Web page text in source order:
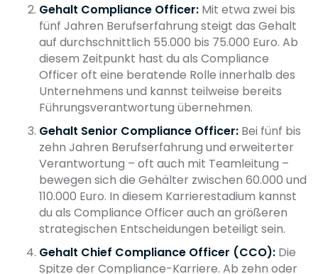
Gehalt Compliance Officer: Mit etwa zwei bis
fünf Jahren Berufserfahrung steigt das Gehalt
auf durchschnittlich 55.000 bis 75.000 Euro. Ab
diesem Zeitpunkt hast du als Compliance
Officer oft eine beratende Rolle innerhalb des
Unternehmens und kannst teilweise bereits
Führungsverantwortung übernehmen.
Gehalt Senior Compliance Officer: Bei fünf bis
zehn Jahren Berufserfahrung und erweiterter
Verantwortung – oft auch mit Teamleitung –
bewegen sich die Gehälter zwischen 60.000 und
110.000 Euro. In diesem Karrierestadium kannst
du als Compliance Officer auch an größeren
strategischen Entscheidungen beteiligt sein.
Gehalt Chief Compliance Officer (CCO): Die
Spitze der Compliance-Karriere. Ab zehn oder